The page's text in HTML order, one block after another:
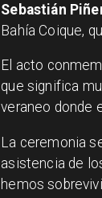
Sebastián
Bahía Coique,
El acto
que significa
veraneo donde
La ceremonia
asistencia de
hemos